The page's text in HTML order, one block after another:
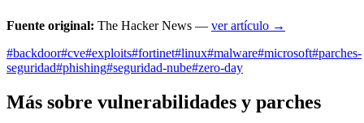
Fuente original: The Hacker News — ver artículo →
#backdoor#cve#exploits#fortinet#linux#malware#microsoft#parches-
seguridad#phishing#seguridad-nube#zero-day
Más sobre vulnerabilidades y parches